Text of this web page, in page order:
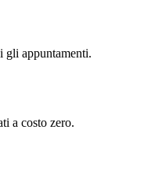
gli appuntamenti.
a costo zero.